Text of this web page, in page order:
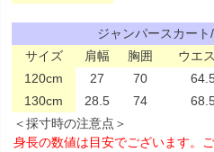
ジャンパースカート
サイズ
肩幅 胸囲 ウエ
120cm
27 70
130cm
28.5 74
＜採寸時の注意点＞
身長の数値は目安でございます。